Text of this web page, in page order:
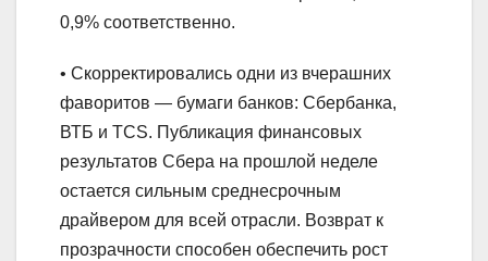
0,9% соответственно.
• Скорректировались одни из вчерашних
фаворитов — бумаги банков: Сбербанка,
ВТБ и TCS. Публикация финансовых
результатов Сбера на прошлой неделе
остается сильным среднесрочным
драйвером для всей отрасли. Возврат к
прозрачности способен обеспечить рост